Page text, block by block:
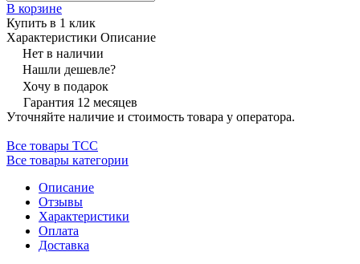
В корзине
Купить в 1 клик
Характеристики Описание
Нет в наличии
Нашли дешевле?
Хочу в подарок
Гарантия 12 месяцев
Уточняйте наличие и стоимость товара у оператора.
Все товары ТСС
Все товары категории
Описание
Отзывы
Характеристики
Оплата
Доставка